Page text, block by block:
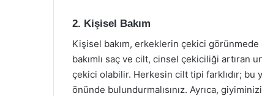
2. Kişisel Bakım
Kişisel bakım, erkeklerin çekici
bakımlı saç ve cilt, cinsel çekiciliği artıran
çekici olabilir. Herkesin cilt tipi farklıdır; bu
önünde bulundurmalısınız. Ayrıca,